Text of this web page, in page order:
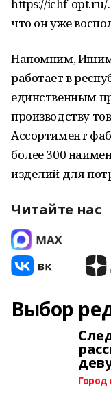
https://ichf-
что он уже
Напомним,
работает в
единственным
производству
Ассортимент
более 300
изделий для
Читайте нас
Выбор
Город